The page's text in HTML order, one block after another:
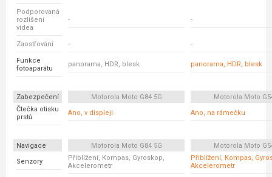
Podporovaná
rozlišení
videa
- -
Zaostřování - -
Funkce
fotoaparátu
panorama, HDR, blesk panorama, HDR, blesk
Zabezpečení Motorola Moto G84 5G
Motorola Moto
Čtečka otisku
prstů
Ano, v displeji Ano, na rámečku
Navigace Motorola Moto G84 5G
Motorola Moto
Senzory
Přiblížení, Kompas, Gyroskop,
Akcelerometr
Přiblížení, Kompas,
Akcelerometr